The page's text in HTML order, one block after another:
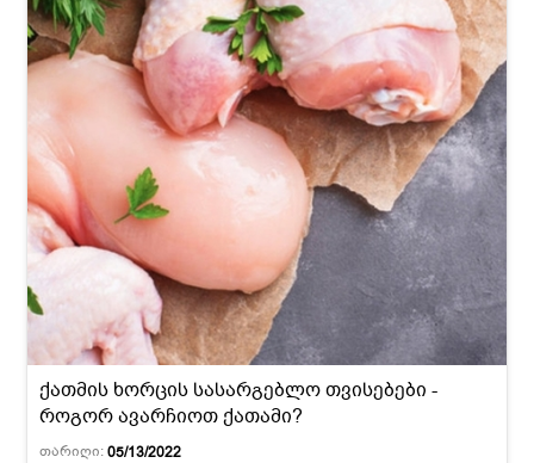
ქათმის ხორცის სასარგებლო თვისებები -
როგორ ავარჩიოთ ქათამი?
თარიღი:05/13/2022